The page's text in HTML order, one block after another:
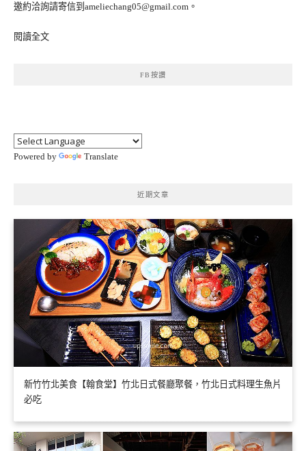
邀約洽詢請寄信到ameliechang05@gmail.com。
閱讀全文
FB按讚
Powered by Translate
近期文章
新竹竹北美食【翰食堂】竹北日式餐廳聚餐，竹北日式料理生魚片
必吃